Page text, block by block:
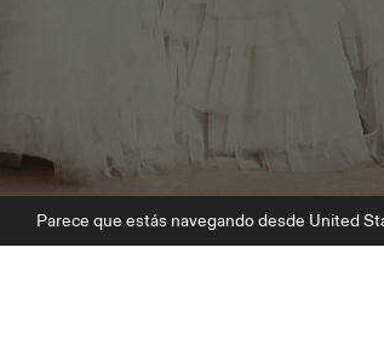
Parece que estás navegando desde United